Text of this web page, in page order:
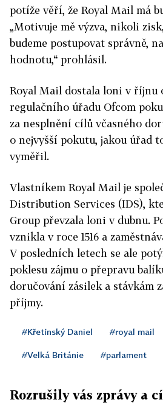
potíže věří, že Royal Mail má
„Motivuje mě výzva, nikoli
budeme postupovat správně,
hodnotu,“ prohlásil.
Royal Mail dostala loni v říjnu
regulačního úřadu Ofcom
za nesplnění cílů včasného
o nejvyšší pokutu, jakou úřad
vyměřil.
Vlastníkem Royal Mail je
Distribution Services (IDS),
Group převzala loni v dubnu.
vznikla v roce 1516 a
V posledních letech se ale
poklesu zájmu o přepravu
doručování zásilek a stávkám
příjmy.
#Křetínský Daniel #royal mail
#Velká Británie #parlament
Rozrušily vás zprávy a